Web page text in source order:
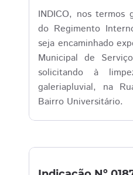
INDICO, nos termos
do Regimento
seja encaminhado
Municipal de
solicitando à
galeriapluvial, na
Bairro Universitário.